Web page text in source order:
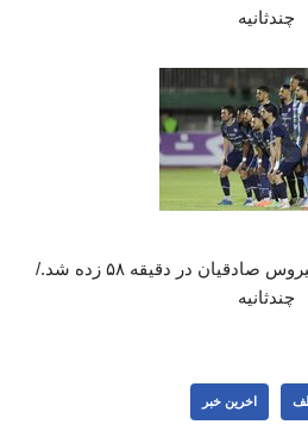
چندثانیه
گل اول چادرملو توسط سیروس صادقیان در دقیقه ۵۸ زده شد./
چندثانیه
اخرین خبر